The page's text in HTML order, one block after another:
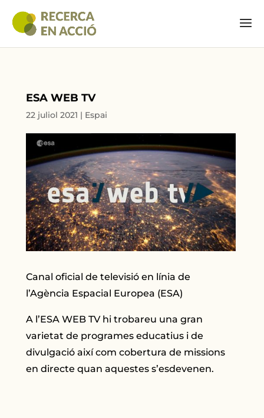
ESA WEB TV
22 juliol 2021 | Espai
Canal oficial de televisió en línia de
l’Agència Espacial Europea (ESA)
A l’ESA WEB TV hi trobareu una gran
varietat de programes educatius i de
divulgació així com cobertura de missions
en directe quan aquestes s’esdevenen.